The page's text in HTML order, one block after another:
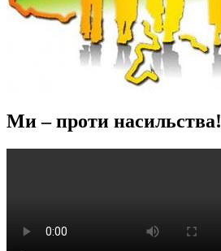
Ми – проти насильства!